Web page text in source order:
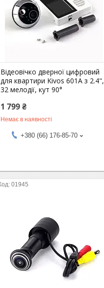
Відеовічко дверної цифровий
для квартири Kivos 601A з 2.4",
32 мелодії, кут 90°
1 799 ₴
Немає в наявності
+380 (66) 176-85-70
01945